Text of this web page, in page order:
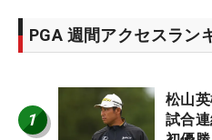
PGA 週間アクセスラン
1
松山
試合